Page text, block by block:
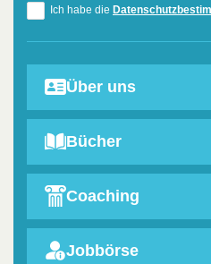
Ich habe die
Über uns
Bücher
Coaching
Jobbörse